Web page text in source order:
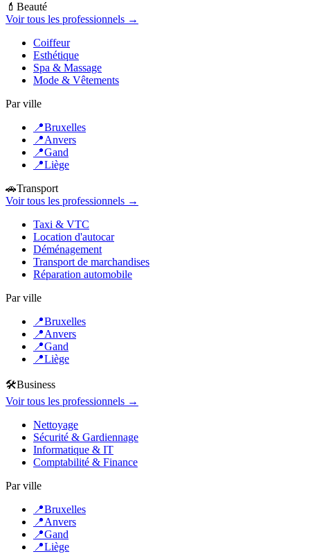
💄 Beauté
Voir tous les professionnels →
Coiffeur
Esthétique
Spa & Massage
Mode & Vêtements
Par ville
📍Bruxelles
📍Anvers
📍Gand
📍Liège
🚗Transport
Voir tous les professionnels →
Taxi & VTC
Location d'autocar
Déménagement
Transport de marchandises
Réparation automobile
Par ville
📍Bruxelles
📍Anvers
📍Gand
📍Liège
🛠️Business
Voir tous les professionnels →
Nettoyage
Sécurité & Gardiennage
Informatique & IT
Comptabilité & Finance
Par ville
📍Bruxelles
📍Anvers
📍Gand
📍Liège